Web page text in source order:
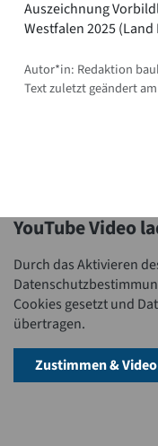
Auszeichnung
Westfalen 2025
Autor*in: Redaktion
Text zuletzt geändert
YouTube Video
Durch das Aktivieren
Cookies gesetzt und
übertragen.